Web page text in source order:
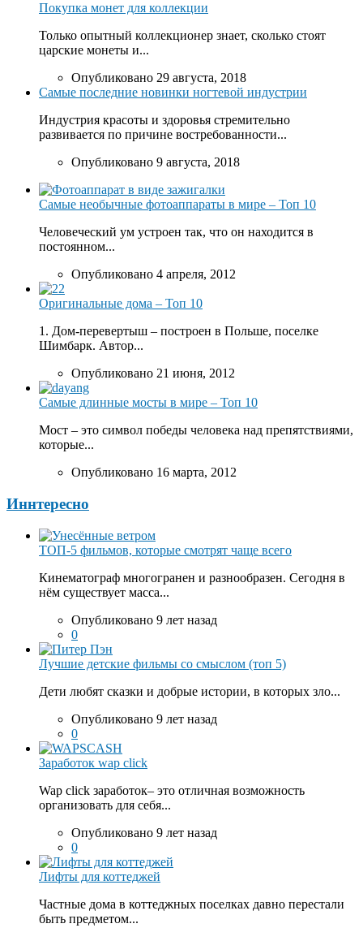
Покупка монет для коллекции
Только опытный коллекционер знает, сколько стоят
царские монеты и...
Опубликовано 29 августа, 2018
Самые последние новинки ногтевой индустрии
Индустрия красоты и здоровья стремительно
развивается по причине востребованности...
Опубликовано 9 августа, 2018
Самые необычные фотоаппараты в мире – Топ 10
Человеческий ум устроен так, что он находится в
постоянном...
Опубликовано 4 апреля, 2012
Оригинальные дома – Топ 10
1. Дом-перевертыш – построен в Польше, поселке
Шимбарк. Автор...
Опубликовано 21 июня, 2012
Самые длинные мосты в мире – Топ 10
Мост – это символ победы человека над препятствиями,
которые...
Опубликовано 16 марта, 2012
Иннтересно
ТОП-5 фильмов, которые смотрят чаще всего
Кинематограф многогранен и разнообразен. Сегодня в
нём существует масса...
Опубликовано 9 лет назад
0
Лучшие детские фильмы со смыслом (топ 5)
Дети любят сказки и добрые истории, в которых зло...
Опубликовано 9 лет назад
0
Заработок wap click
Wap click заработок– это отличная возможность
организовать для себя...
Опубликовано 9 лет назад
0
Лифты для коттеджей
Частные дома в коттеджных поселках давно перестали
быть предметом...